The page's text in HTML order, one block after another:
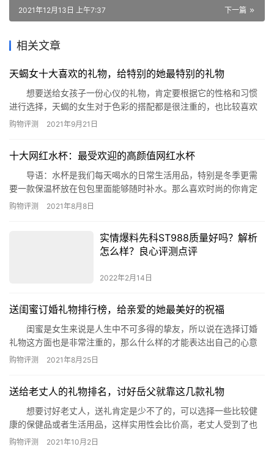
下一篇
2021年12月13日 上午7:37
相关文章
天蝎女十大喜欢的礼物，给特别的她最特别的礼物
想要送给女孩子一份心仪的礼物，肯定要根据它的性格和习惯
进行选择，天蝎的女生对于色彩的搭配都是很注重的，也比较喜欢
小惊喜。那么今天就由小编来为大家列出天蝎女十大喜欢的礼物，
星座香水 5、火树银花台灯 6、四季水晶球 …
购物评测 2021年9月21日
十大网红水杯：最受欢迎的高颜值网红水杯
导语：水杯是我们每天喝水的日常生活用品，特别是冬季更需
要一款保温杯放在包包里面能够随时补水。那么喜欢时尚的你肯定
会喜欢那些特别的又可爱的时尚水杯，今天网为大家盘点了十大网
颜值很高有可爱的hello kitty小猫图案，这款…
购物评测 2021年8月8日
实情爆料先科ST988质量好吗？解析
怎么样？良心评测点评
2022年2月14日
送闺蜜订婚礼物排行榜，给亲爱的她最美好的祝福
闺蜜是女生来说是人生中不可多得的挚友，所以说在选择订婚
礼物这方面也是非常注重的，那么什么样的才能表达出自己的心意
呢?今天就由小编来为大家列出送闺蜜订婚礼物排行榜，给您做个参
具 6、家居天鹅灯摆件 7、保湿香薰小夜灯 …
购物评测 2021年8月25日
送给老丈人的礼物排名，讨好岳父就靠这几款礼物
想要讨好老丈人，送礼肯定是少不了的，可以选择一些比较健
康的保健品或者生活用品，这样实用性会比价高，老丈人受到了也
开心。那么今天就由小编来为大家列出送给老丈人的礼物排名，给
购物评测 2021年10月2日